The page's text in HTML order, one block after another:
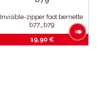
Invisible-zipper foot bernette
b77_b79
19,90 €